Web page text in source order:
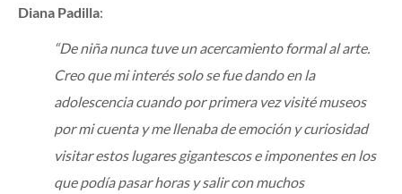
Diana Padilla:
“De niña nunca tuve un acercamiento formal al arte.
Creo que mi interés solo se fue dando en la
adolescencia cuando por primera vez visité museos
por mi cuenta y me llenaba de emoción y curiosidad
visitar estos lugares gigantescos e imponentes en los
que podía pasar horas y salir con muchos